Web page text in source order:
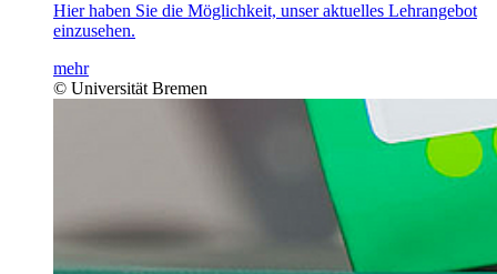
Hier haben Sie die Möglichkeit, unser aktuelles Lehrangebot
einzusehen.
mehr
© Universität Bremen